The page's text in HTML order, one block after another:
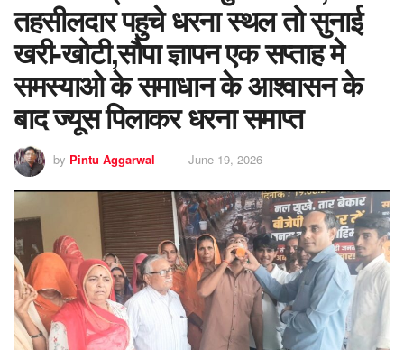
तहसीलदार पहुचे धरना स्थल तो सुनाई
खरी-खोटी,सौपा ज्ञापन एक सप्ताह मे
समस्याओ के समाधान के आश्वासन के
बाद ज्यूस पिलाकर धरना समाप्त
by Pintu Aggarwal June 19, 2026